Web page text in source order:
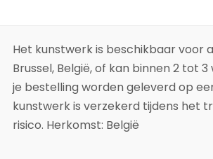
Het kunstwerk is beschikbaar voor
Brussel, België, of kan binnen 2 tot
je bestelling worden geleverd op
kunstwerk is verzekerd tijdens het
risico. Herkomst: België